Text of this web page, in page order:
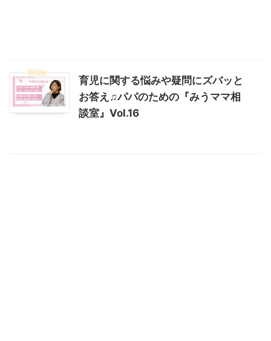
育児に関する悩みや疑問にズバッと
お答え♫パパのための『みうママ相
談室』Vol.16